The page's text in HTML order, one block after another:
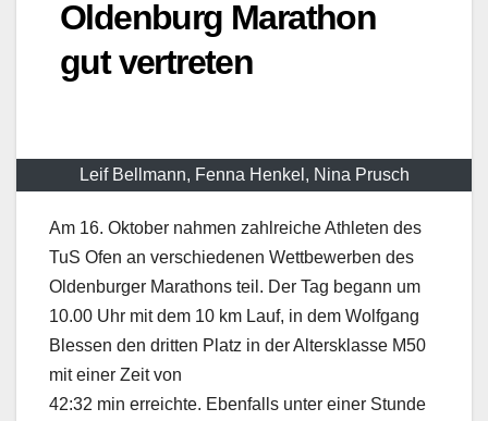
Oldenburg Marathon
gut vertreten
Leif Bellmann, Fenna Henkel, Nina Prusch
Am 16. Oktober nahmen zahlreiche Athleten des
TuS Ofen an verschiedenen Wettbewerben des
Oldenburger Marathons teil. Der Tag begann um
10.00 Uhr mit dem 10 km Lauf, in dem Wolfgang
Blessen den dritten Platz in der Altersklasse M50
mit einer Zeit von
42:32 min erreichte. Ebenfalls unter einer Stunde